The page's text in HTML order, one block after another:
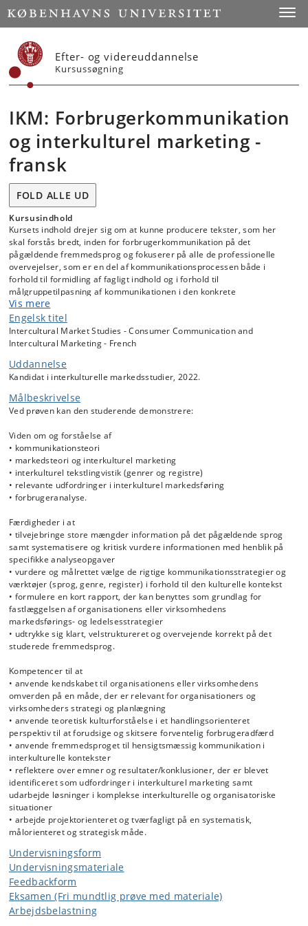
Start
Efter- og videreuddannelse
Kursussøgning
IKM: Forbrugerkommunikation
og interkulturel marketing -
fransk
FOLD ALLE UD
Kursusindhold
Kursets indhold drejer sig om at kunne producere tekster, som her
skal forstås bredt, inden for forbrugerkommunikation på det
pågældende fremmedsprog og fokuserer på alle de professionelle
overvejelser, som er en del af kommunikationsprocessen både i
forhold til formidling af fagligt indhold og i forhold til
målgruppetilpasning af kommunikationen i den konkrete
interkulturelle kontekst.
Teoretisk trækker kurset på begreber og modeller indenfor
kommunikation og kommunikationsstrategier, interkulturel
markedsføring, interkulturel tekstlingvistik, storytelling, branding og
forbrugerkommunikation.
I rammen af kurset foretager de studerende fokuseret
informationssøgning, herunder ved brug af databaser med fokus på
brancher, markedsadfærd, forbrugeradfærd og -analyser (Passport,
Global Data Explorer, Warc), og vurderer informationen kritisk med
henblik på specifikke analyseopgaver.
Vis mere
Engelsk titel
Intercultural Market Studies - Consumer Communication and
Intercultural Marketing - French
Uddannelse
Kandidat i interkulturelle markedsstudier, 2022.
Målbeskrivelse
Ved prøven kan den studerende demonstrere:
Viden om og forståelse af
• kommunikationsteori
• markedsteori og interkulturel marketing
• interkulturel tekstlingvistik (genrer og registre)
• relevante udfordringer i interkulturel markedsføring
• forbrugeranalyse.
Færdigheder i at
• tilvejebringe store mængder information på det pågældende sprog
samt systematisere og kritisk vurdere informationen med henblik på
specifikke analyseopgaver
• vurdere og målrettet vælge de rigtige kommunikationsstrategier og
værktøjer (sprog, genre, register) i forhold til den kulturelle kontekst
• formulere en kort rapport, der kan benyttes som grundlag for
fastlæggelsen af organisationens eller virksomhedens
markedsførings- og ledelsesstrategier
• udtrykke sig klart, velstruktureret og overvejende korrekt på det
studerede fremmedsprog.
Kompetencer til at
• anvende kendskabet til organisationens eller virksomhedens
omverden på en måde, der er relevant for organisationers og
virksomheders strategi og planlægning
• anvende teoretisk kulturforståelse i et handlingsorienteret
perspektiv til at forudsige og skitsere forventelig forbrugeradfærd
• anvende fremmedsproget til hensigtsmæssig kommunikation i
interkulturelle kontekster
• reflektere over emner og resultater/konklusioner, der er blevet
identificeret som udfordringer i interkulturel marketing samt
udarbejde løsninger i komplekse interkulturelle og organisatoriske
situationer
• arbejde projektorienteret og tværfagligt på en systematisk,
målorienteret og strategisk måde.
Undervisningsform
Undervisningsmateriale
Feedbackform
Eksamen (Fri mundtlig prøve med materiale)
Arbejdsbelastning